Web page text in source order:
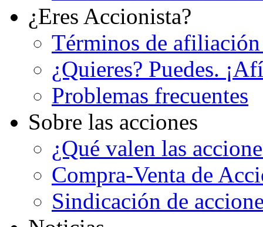
¿Eres Accionista?
Términos de
¿Quieres? Puedes.
Problemas frecuentes
Sobre las acciones
¿Qué valen las
Compra-Venta de
Sindicación de